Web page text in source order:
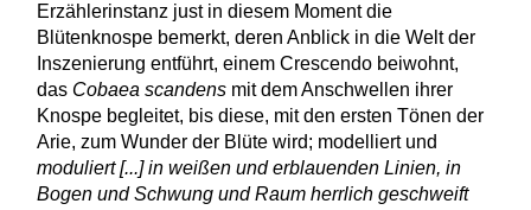
Erzählerinstanz just in diesem Moment die
Blütenknospe bemerkt, deren Anblick in die Welt der
Inszenierung entführt, einem Crescendo beiwohnt,
das Cobaea scandens mit dem Anschwellen ihrer
Knospe begleitet, bis diese, mit den ersten Tönen der
Arie, zum Wunder der Blüte wird; modelliert und
moduliert [...] in weißen und erblauenden Linien, in
Bogen und Schwung und Raum herrlich geschweift